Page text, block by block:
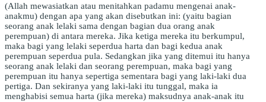
(Allah mewasiatkan atau menitahkan padamu mengenai anak-
anakmu) dengan apa yang akan disebutkan ini: (yaitu bagian
seorang anak lelaki sama dengan bagian dua orang anak
perempuan) di antara mereka. Jika ketiga mereka itu berkumpul,
maka bagi yang lelaki seperdua harta dan bagi kedua anak
perempuan seperdua pula. Sedangkan jika yang ditemui itu hanya
seorang anak lelaki dan seorang perempuan, maka bagi yang
perempuan itu hanya sepertiga sementara bagi yang laki-laki dua
pertiga. Dan sekiranya yang laki-laki itu tunggal, maka ia
menghabisi semua harta (jika mereka) maksudnya anak-anak itu